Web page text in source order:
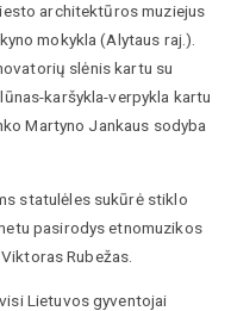
architektūros muziejus
mokykla (Alytaus raj.).
slėnis kartu su
karšykla-verpykla kartu
Martyno Jankaus sodyba
statulėles sukūrė stiklo
pasirodys etnomuzikos
Rubežas.
Lietuvos gyventojai